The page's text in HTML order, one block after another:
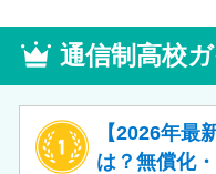
通信制高校
【2026年最
は？無償化